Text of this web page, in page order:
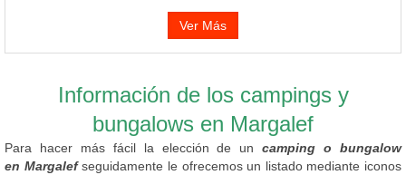
Ver Más
Información de los campings y
bungalows en Margalef
Para hacer más fácil la elección de uncamping o bungalow
en Margalefseguidamente le ofrecemos un listado mediante iconos